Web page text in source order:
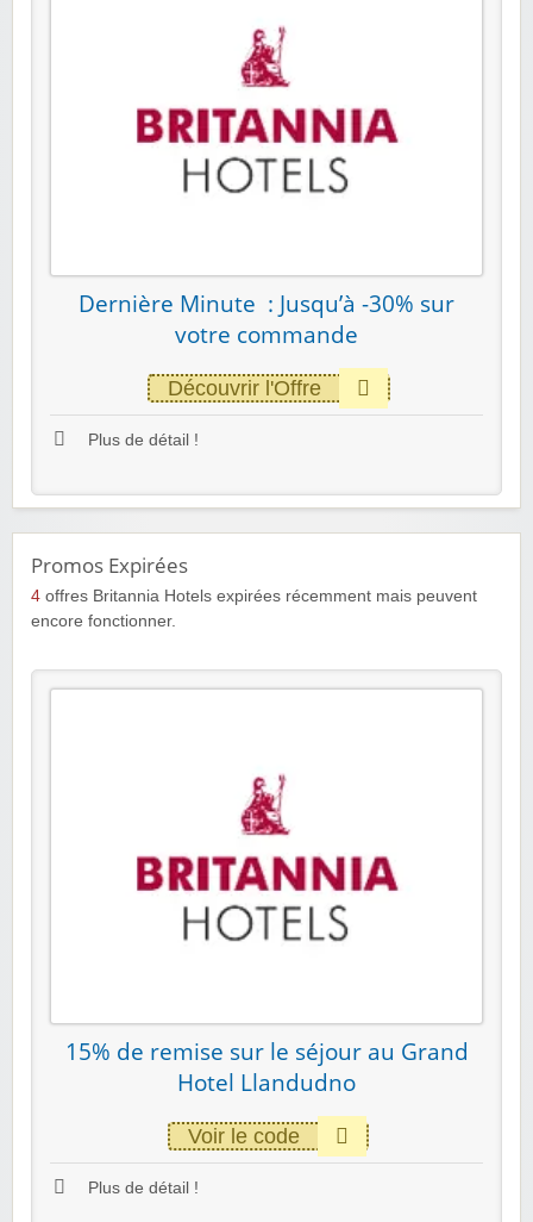
Dernière Minute : Jusqu’à -30% sur
votre commande
Découvrir l'Offre
Plus de détail !
Promos Expirées
4 offres Britannia Hotels expirées récemment mais peuvent
encore fonctionner.
15% de remise sur le séjour au Grand
Hotel Llandudno
Voir le code
Plus de détail !